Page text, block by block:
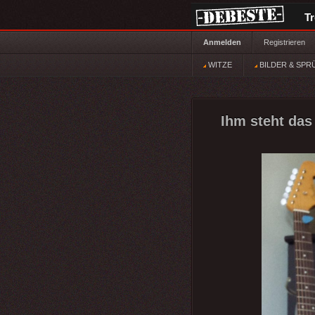
Anmelden Registrieren
WITZE BILDER &
Ihm steht